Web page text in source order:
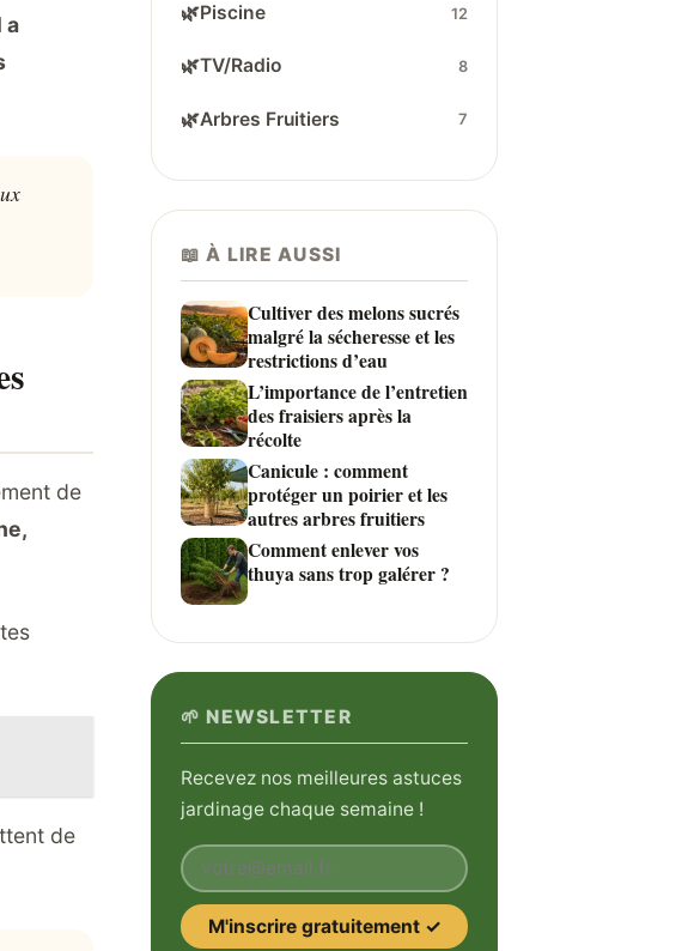
a
de
de
🌿Piscine 12
🌿TV/Radio 8
🌿Arbres Fruitiers 7
📖 À LIRE AUSSI
Cultiver des melons sucrés
malgré la sécheresse et les
restrictions d’eau
L’importance de l’entretien
des fraisiers après la
récolte
Canicule : comment
protéger un poirier et les
autres arbres fruitiers
Comment enlever vos
thuya sans trop galérer ?
🌱 NEWSLETTER
Recevez nos meilleures astuces
jardinage chaque semaine !
Votre email
M'inscrire gratuitement ✓